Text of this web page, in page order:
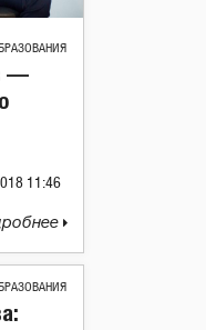
—
11:46